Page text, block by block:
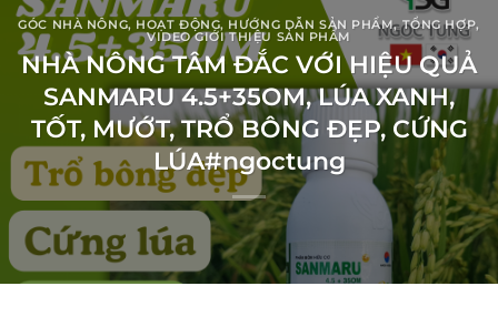
GÓC NHÀ NÔNG, HOẠT ĐỘNG, HƯỚNG DẪN SẢN PHẨM,TỔNG HỢP,
VIDEO GIỚI THIỆU SẢN PHẨM
NHÀ NÔNG TÂM ĐẮC VỚI HIỆU QUẢ
SANMARU 4.5+35OM, LÚA XANH,
TỐT, MƯỚT, TRỔ BÔNG ĐẸP, CỨNG
LÚA#ngoctung